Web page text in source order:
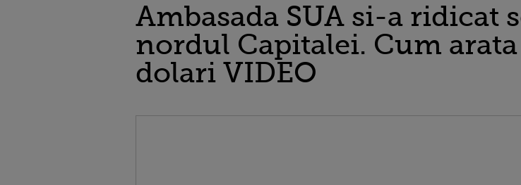
Ambasada SUA si-a ridicat
nordul Capitalei. Cum
dolari VIDEO